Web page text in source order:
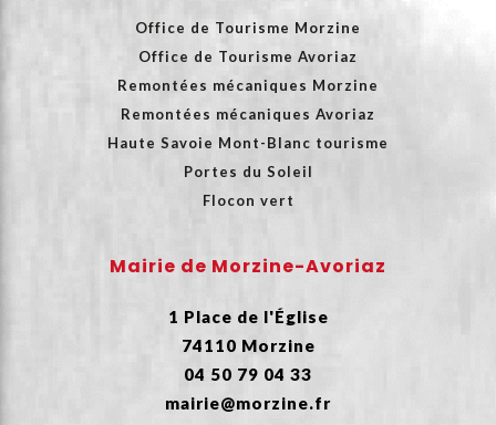
Office de Tourisme Morzine
Office de Tourisme Avoriaz
Remontées mécaniques Morzine
Remontées mécaniques Avoriaz
Haute Savoie Mont-Blanc tourisme
Portes du Soleil
Flocon vert
Mairie de Morzine-Avoriaz
1 Place de l'Église
74110 Morzine
04 50 79 04 33
mairie@morzine.fr